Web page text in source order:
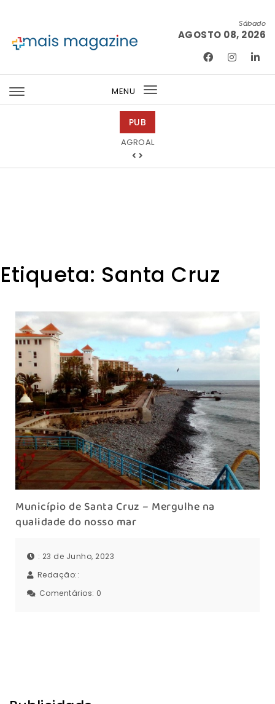
Sábado
AGOSTO 08, 2026
MENU
Toggle
PUB
Bondex
Etiqueta: Santa Cruz
Município de Santa Cruz – Mergulhe na
qualidade do nosso mar
: 23 de Junho, 2023
Redação::
Comentários: 0